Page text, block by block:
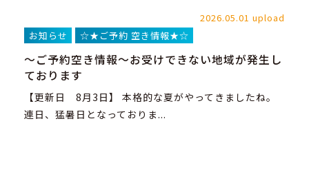
2026.05.01 upload
お知らせ
☆★ご予約 空き情報★☆
～ご予約空き情報～お受けできない地域が発生し
ております
【更新日 8月3日】 本格的な夏がやってきましたね。
連日、猛暑日となっておりま...